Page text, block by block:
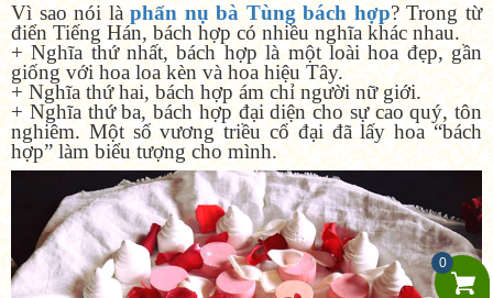
0
Vì sao nói làphấn nụ bà Tùng bách hợp? Trong từ
điển Tiếng Hán, bách hợp có nhiều nghĩa khác nhau.
+ Nghĩa thứ nhất, bách hợp là một loài hoa đẹp, gần
giống với hoa loa kèn và hoa hiệu Tây.
+ Nghĩa thứ hai, bách hợp ám chỉ người nữ giới.
+ Nghĩa thứ ba, bách hợp đại diện cho sự cao quý, tôn
nghiêm. Một số vương triều cổ đại đã lấy hoa “bách
hợp” làm biểu tượng cho mình.